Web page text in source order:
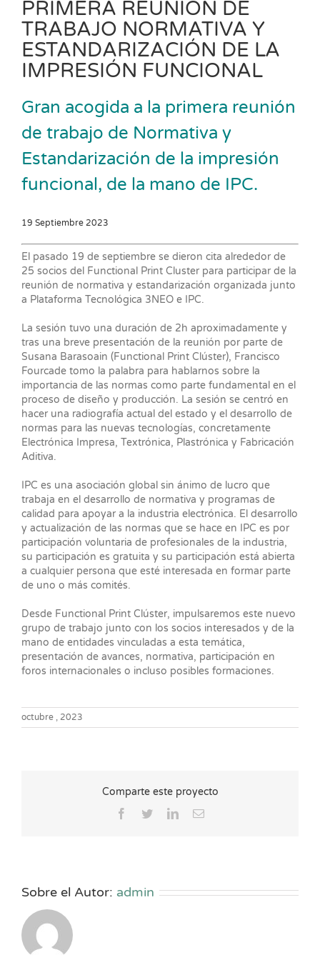
PRIMERA REUNIÓN DE
TRABAJO NORMATIVA Y
ESTANDARIZACIÓN DE LA
IMPRESIÓN FUNCIONAL
Gran acogida a la primera reunión
de trabajo de Normativa y
Estandarización de la impresión
funcional, de la mano de IPC.
19 Septiembre 2023
El pasado 19 de septiembre se dieron cita alrededor de
25 socios del Functional Print Cluster para participar de la
reunión de normativa y estandarización organizada junto
a Plataforma Tecnológica 3NEO e IPC.
La sesión tuvo una duración de 2h aproximadamente y
tras una breve presentación de la reunión por parte de
Susana Barasoain (Functional Print Clúster), Francisco
Fourcade tomo la palabra para hablarnos sobre la
importancia de las normas como parte fundamental en el
proceso de diseño y producción. La sesión se centró en
hacer una radiografía actual del estado y el desarrollo de
normas para las nuevas tecnologías, concretamente
Electrónica Impresa, Textrónica, Plastrónica y Fabricación
Aditiva.
IPC es una asociación global sin ánimo de lucro que
trabaja en el desarrollo de normativa y programas de
calidad para apoyar a la industria electrónica. El desarrollo
y actualización de las normas que se hace en IPC es por
participación voluntaria de profesionales de la industria,
su participación es gratuita y su participación está abierta
a cualquier persona que esté interesada en formar parte
de uno o más comités.
Desde Functional Print Clúster, impulsaremos este nuevo
grupo de trabajo junto con los socios interesados y de la
mano de entidades vinculadas a esta temática,
presentación de avances, normativa, participación en
foros internacionales o incluso posibles formaciones.
octubre , 2023
Comparte este proyecto
Facebook
TwitterLinkedInCorreo
Sobre el Autor: admin